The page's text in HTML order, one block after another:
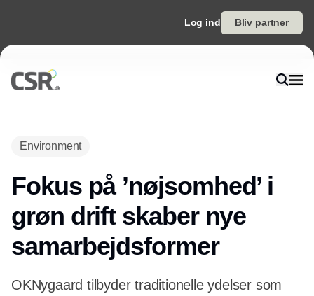
Log ind Bliv partner
Environment
Fokus på ’nøjsomhed’ i
grøn drift skaber nye
samarbejdsformer
OKNygaard tilbyder traditionelle ydelser som